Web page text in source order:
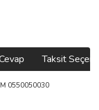
Taksit
0550050030